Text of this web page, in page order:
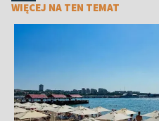
WIĘCEJ NA TEN TEMAT